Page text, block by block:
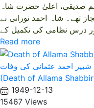
صدیقی، اعلیٰ حضرت شاہ
تھے۔ شاہ احمد نورانی نے
Read more
شبیر احمد عثمانی کی وفات
(Death of Allama
1949-12-13
15467 Views